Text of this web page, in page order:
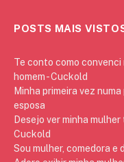
POSTS MAIS
Te conto como
homem - Cuckold
Minha primeira vez
esposa
Desejo ver minha
Cuckold
Sou mulher, comedora e